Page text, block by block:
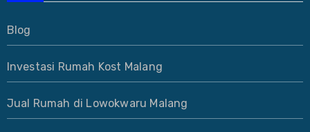
Blog
Investasi Rumah Kost Malang
Jual Rumah di Lowokwaru Malang